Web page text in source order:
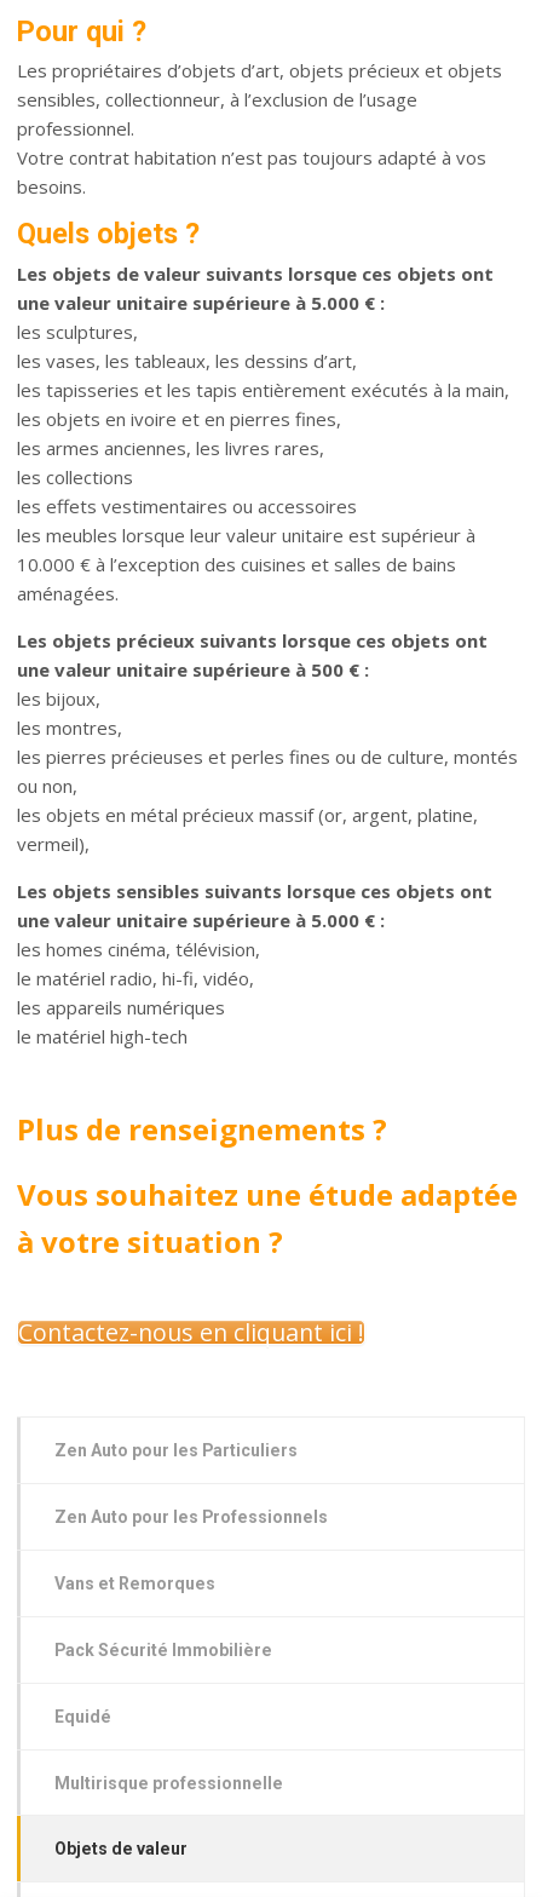
Pour qui ?
Les propriétaires d’objets d’art, objets précieux et objets
sensibles, collectionneur, à l’exclusion de l’usage
professionnel.
Votre contrat habitation n’est pas toujours adapté à vos
besoins.
Quels objets ?
Les objets de valeur suivants lorsque ces objets ont
une valeur unitaire supérieure à 5.000 € :
les sculptures,
les vases, les tableaux, les dessins d’art,
les tapisseries et les tapis entièrement exécutés à la main,
les objets en ivoire et en pierres fines,
les armes anciennes, les livres rares,
les collections
les effets vestimentaires ou accessoires
les meubles lorsque leur valeur unitaire est supérieur à
10.000 € à l’exception des cuisines et salles de bains
aménagées.
Les objets précieux suivants lorsque ces objets ont
une valeur unitaire supérieure à 500 € :
les bijoux,
les montres,
les pierres précieuses et perles fines ou de culture, montés
ou non,
les objets en métal précieux massif (or, argent, platine,
vermeil),
Les objets sensibles suivants lorsque ces objets ont
une valeur unitaire supérieure à 5.000 € :
les homes cinéma, télévision,
le matériel radio, hi-fi, vidéo,
les appareils numériques
le matériel high-tech
Plus de renseignements ?
Vous souhaitez une étude adaptée
à votre situation ?
Contactez-nous en cliquant ici !
Zen Auto pour les Particuliers
Zen Auto pour les Professionnels
Vans et Remorques
Pack Sécurité Immobilière
Equidé
Multirisque professionnelle
Objets de valeur